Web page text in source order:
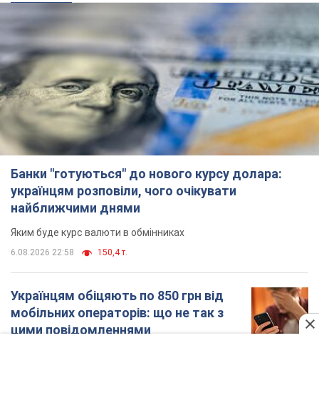
Банки "готуються" до нового курсу долара:
українцям розповіли, чого очікувати
найближчими днями
Яким буде курс валюти в обмінниках
6.08.2026 22:58 150,4 т.
Українцям обіцяють по 850 грн від
мобільних операторів: що не так з
цими повідомленнями